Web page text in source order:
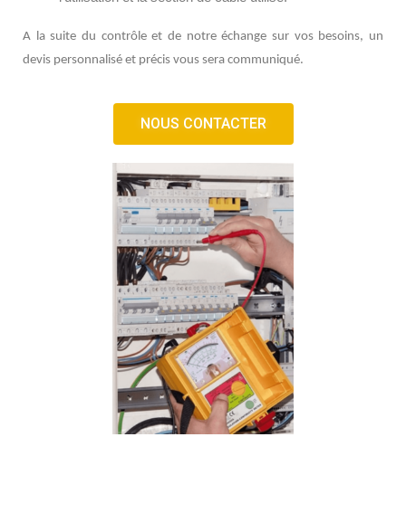
A la suite du contrôle et de notre échange sur vos besoins, un
devis personnalisé et précis vous sera communiqué.
NOUS CONTACTER